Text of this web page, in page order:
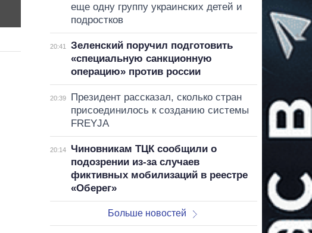
еще одну группу украинских детей и
подростков
20:41
Зеленский поручил подготовить
«специальную санкционную
операцию» против россии
20:39
Президент рассказал, сколько стран
присоединилось к созданию системы
FREYJA
20:14
Чиновникам ТЦК сообщили о
подозрении из-за случаев
фиктивных мобилизаций в реестре
«Оберег»
Больше новостей